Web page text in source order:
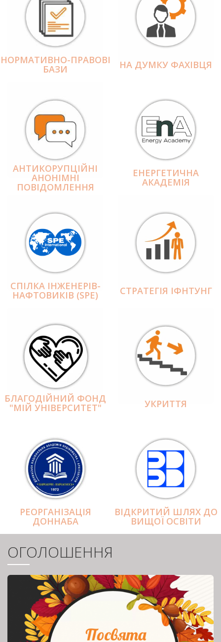
НОРМАТИВНО-ПРАВОВІ
БАЗИ НА ДУМКУ ФАХІВЦЯ
АНТИКОРУПЦІЙНІ
АНОНІМНІ
ПОВІДОМЛЕННЯ
ЕНЕРГЕТИЧНА
АКАДЕМІЯ
СПІЛКА ІНЖЕНЕРІВ-
НАФТОВИКІВ (SPE) СТРАТЕГІЯ ІФНТУНГ
БЛАГОДІЙНИЙ ФОНД
"МІЙ УНІВЕРСИТЕТ" УКРИТТЯ
РЕОРГАНІЗАЦІЯ
ДОННАБА
ВІДКРИТИЙ ШЛЯХ ДО
ВИЩОЇ ОСВІТИ
ОГОЛОШЕННЯ